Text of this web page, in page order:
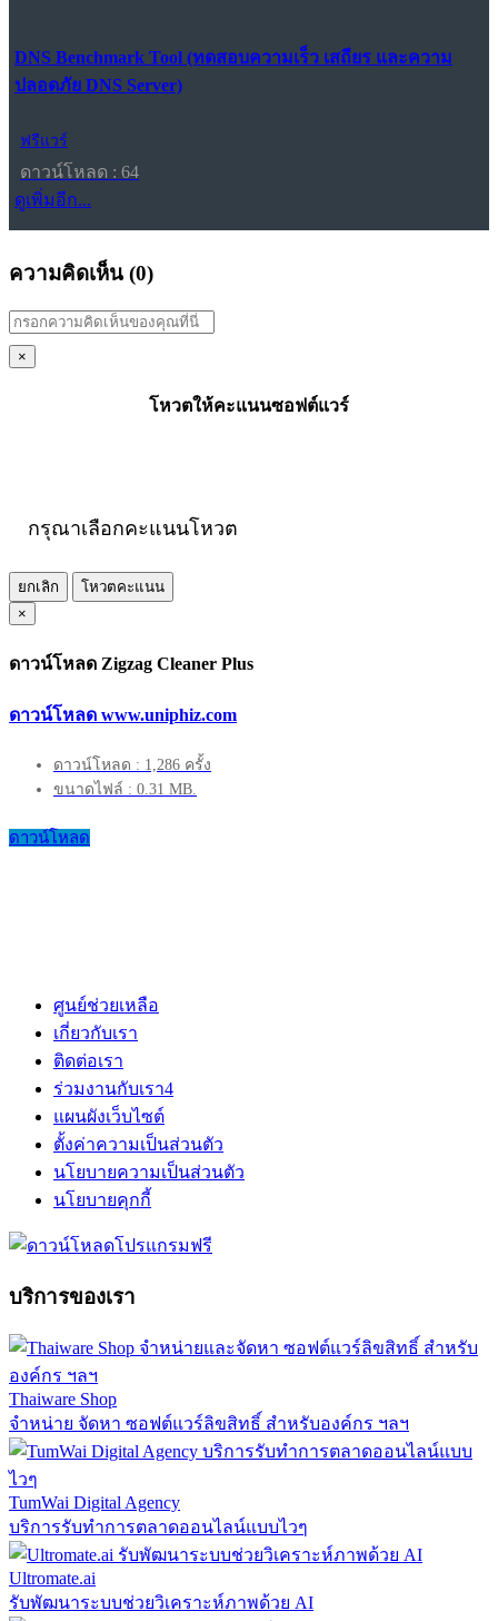
DNS Benchmark Tool (ทดสอบความเร็ว เสถียร และความ
ปลอดภัย DNS Server)
ฟรีแวร์
ดาวน์โหลด : 64
ดูเพิ่มอีก...
ความคิดเห็น (0)
×
โหวตให้คะแนนซอฟต์แวร์
กรุณาเลือกคะแนนโหวต
ยกเลิก
โหวตคะแนน
×
ดาวน์โหลด Zigzag Cleaner Plus
ดาวน์โหลด www.uniphiz.com
ดาวน์โหลด : 1,286 ครั้ง
ขนาดไฟล์ : 0.31 MB.
ดาวน์โหลด
ศูนย์ช่วยเหลือ
เกี่ยวกับเรา
ติดต่อเรา
ร่วมงานกับเรา4
แผนผังเว็บไซต์
ตั้งค่าความเป็นส่วนตัว
นโยบายความเป็นส่วนตัว
นโยบายคุกกี้
บริการของเรา
Thaiware Shop
จำหน่าย จัดหา ซอฟต์แวร์ลิขสิทธิ์ สำหรับองค์กร ฯลฯ
TumWai Digital Agency
บริการรับทำการตลาดออนไลน์แบบไวๆ
Ultromate.ai
รับพัฒนาระบบช่วยวิเคราะห์ภาพด้วย AI